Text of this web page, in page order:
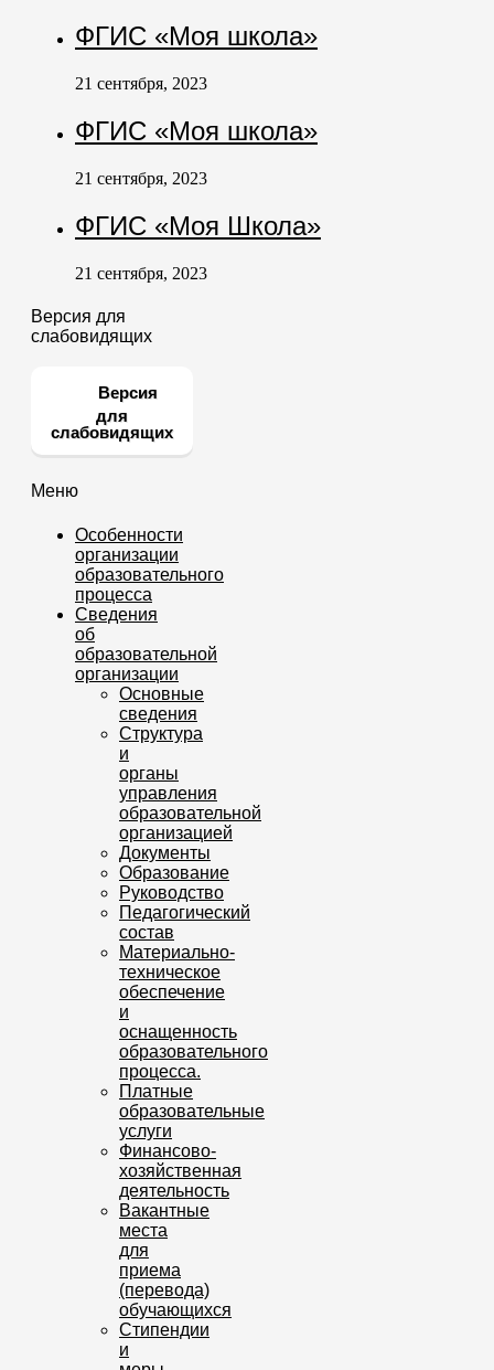
ФГИС «Моя школа»
21 сентября, 2023
ФГИС «Моя школа»
21 сентября, 2023
ФГИС «Моя Школа»
21 сентября, 2023
Версия для
слабовидящих
Версия
для
слабовидящих
Меню
Особенности
организации
образовательного
процесса
Сведения
об
образовательной
организации
Основные
сведения
Структура
и
органы
управления
образовательной
организацией
Документы
Образование
Руководство
Педагогический
состав
Материально-
техническое
обеспечение
и
оснащенность
образовательного
процесса.
Платные
образовательные
услуги
Финансово-
хозяйственная
деятельность
Вакантные
места
для
приема
(перевода)
обучающихся
Стипендии
и